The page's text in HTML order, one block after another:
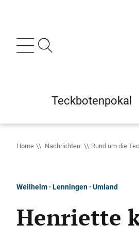
Teckbotenpokal
Home Nachrichten Rund um die
Weilheim · Lenningen · Umland
Henriette